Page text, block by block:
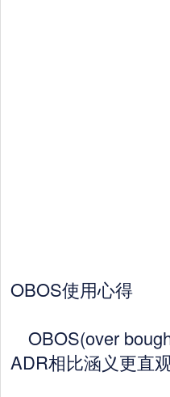
OBOS使用心得
OBOS(over
ADR相比涵义更直